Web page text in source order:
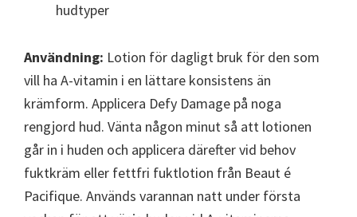
hudtyper
Användning: Lotion för dagligt bruk för den som
vill ha A-vitamin i en lättare konsistens än
krämform. Applicera Defy Damage på noga
rengjord hud. Vänta någon minut så att lotionen
går in i huden och applicera därefter vid behov
fuktkräm eller fettfri fuktlotion från Beaut é
Pacifique. Används varannan natt under första